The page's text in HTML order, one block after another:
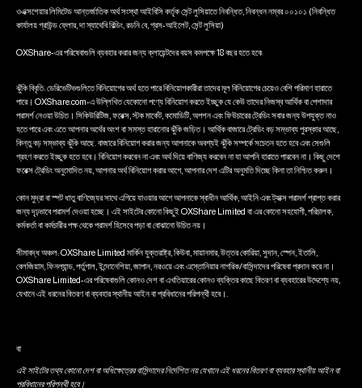
ওএক্সশেয়ার লিমিটেড আন্তর্জাতিক অর্থ সংস্থা আইবিসি কর্তৃক সেন্ট লুসিয়াতে নিবন্ধিত, নিবন্ধন নম্বর ০০১০১ (নিবন্ধিত
কার্যালয় গ্রাউন্ড ফ্লোর, দা স্যাথেবি বিল্ডিং, রডনি বে, গ্রস-আইলেট, সেন্ট লুসিয়া)
OXShare-এর পরিষেবাগুলি ব্যবহার করার জন্য ক্লায়েন্টদের বয়স কমপক্ষে 18 বছর হতে হবে৷
ঝুঁকি বিবৃতি: ডেরিভেটিভগুলিতে বিনিয়োগের অর্থ হতে পারে বিনিয়োগকারীরা তাদের মূল বিনিয়োগের চেয়েও বেশি পরিমাণ হারাতে
পারে। OXShare.com-এ উল্লিখিত যেকোনো পণ্যে বিনিয়োগ করতে ইচ্ছুক যে কেউ তাদের নিজস্ব আর্থিক বা পেশাদার
পরামর্শ নেওয়া উচিত। সিকিউরিটিজ, ফরেক্স, স্টক মার্কেট, কমোডিটি, অপশন এবং ফিউচারের ট্রেডিং সবার জন্য উপযুক্ত নাও
হতে পারে এবং এতে আপনার অর্থের অংশ বা সমস্ত হারানোর ঝুঁকি জড়িত। আর্থিক বাজারে ট্রেডিং বড় সম্ভাব্য পুরস্কার আছে,
কিন্তু বড় সম্ভাব্য ঝুঁকি আছে. বাজারে বিনিয়োগ করার জন্য আপনাকে অবশ্যই ঝুঁকি সম্পর্কে সচেতন হতে হবে এবং সেগুলি
গ্রহণ করতে ইচ্ছুক হতে হবে। বিনিয়োগ করবেন না এবং অর্থ দিয়ে বাণিজ্য করবেন না যা আপনি হারাতে পারবেন না। কিছু দেশে
ফরেক্স ট্রেডিং অনুমোদিত নয়, আপনার অর্থ বিনিয়োগ করার আগে, আপনার দেশ এটির অনুমতি দিচ্ছে কিনা তা নিশ্চিত করুন।
কোন মুদ্রা বা স্পট ধাতু বাণিজ্যের সাথে এগিয়ে যাওয়ার আগে আপনাকে স্বাধীন আর্থিক, আইনি এবং ট্যাক্স পরামর্শ প্রাপ্ত করার
জন্য দৃঢ়ভাবে পরামর্শ দেওয়া হচ্ছে। এই সাইটের কোনো কিছুই OXShare Limited বা এর কোনো সহযোগী, পরিচালক,
কর্মকর্তা বা কর্মচারীর পক্ষ থেকে পরামর্শ হিসেবে পড়া বা বোঝানো উচিত নয়।
সীমাবদ্ধ অঞ্চল: OXShare Limited মার্কিন যুক্তরাষ্ট্র, কিউবা, মায়ানমার, উত্তর কোরিয়া, সুদান, স্পেন, ইতালি,
বেলজিয়াম, ফিনল্যান্ড, পর্তুগাল, ইন্দোনেশিয়া, জাপান, নরওয়ে এবং এস্তোনিয়ার নাগরিক/বাসিন্দাদের পরিষেবা প্রদান করে না।
OXShare Limited-এর পরিষেবাগুলি কোনও দেশ বা এখতিয়ারের কোনও ব্যক্তির কাছে বিতরণ বা ব্যবহারের উদ্দেশ্যে নয়,
যেখানে এই ধরনের বিতরণ বা ব্যবহার স্থানীয় আইন বা প্রবিধানের পরিপন্থী হবে।.
বা
এই সাইটের তথ্য কোনো দেশ বা অধিক্ষেত্রের বাসিন্দাদের নির্দেশিত নয় যেখানে এই ধরনের বিতরণ বা ব্যবহার স্থানীয় আইন বা
প্রবিধানের পরিপন্থী হবে।